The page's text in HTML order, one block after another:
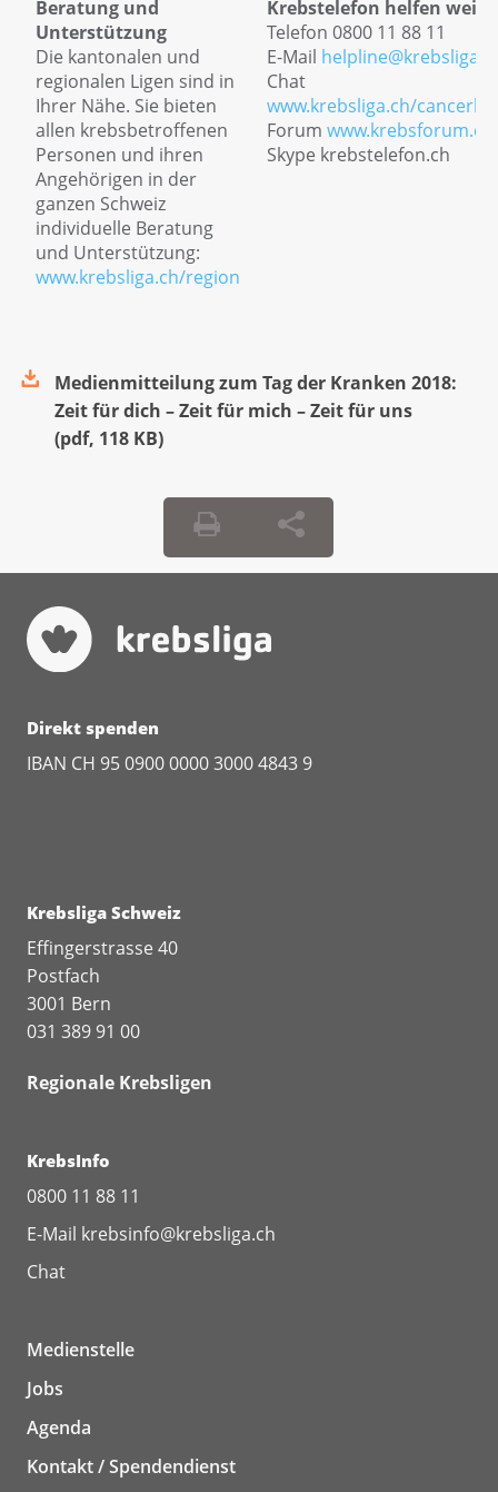
Beratung und
Unterstützung
Die kantonalen und
regionalen Ligen sind in
Ihrer Nähe. Sie bieten
allen krebsbetroffenen
Personen und ihren
Angehörigen in der
ganzen Schweiz
individuelle Beratung
und Unterstützung:
www.krebsliga.ch/region
Krebstelefon helfen
Telefon 0800 11 88 11
E-Mail
Chat
www.krebsliga.ch/
Forum www.krebsforum.ch
Skype krebstelefon.ch
Medienmitteilung zum Tag der Kranken 2018:
Zeit für dich – Zeit für mich – Zeit für uns
(pdf, 118 KB)
Direkt spenden
IBAN CH 95 0900 0000 3000 4843 9
Krebsliga Schweiz
Effingerstrasse 40
Postfach
3001 Bern
031 389 91 00
Regionale Krebsligen
KrebsInfo
0800 11 88 11
E-Mail krebsinfo@krebsliga.ch
Chat
Medienstelle
Jobs
Agenda
Kontakt / Spendendienst